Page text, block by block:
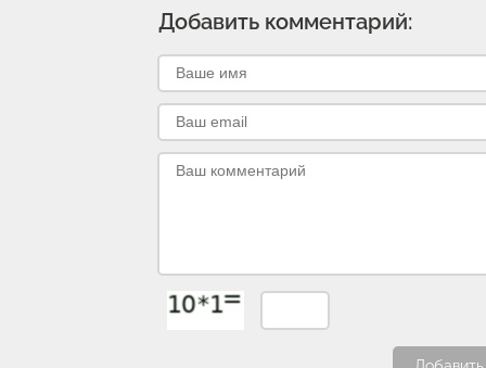
Добавить комментарий: